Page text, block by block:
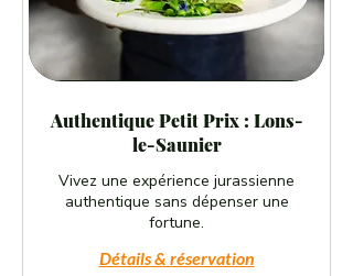
Authentique Petit Prix : Lons-
le-Saunier
Vivez une expérience jurassienne
authentique sans dépenser une
fortune.
Détails & réservation